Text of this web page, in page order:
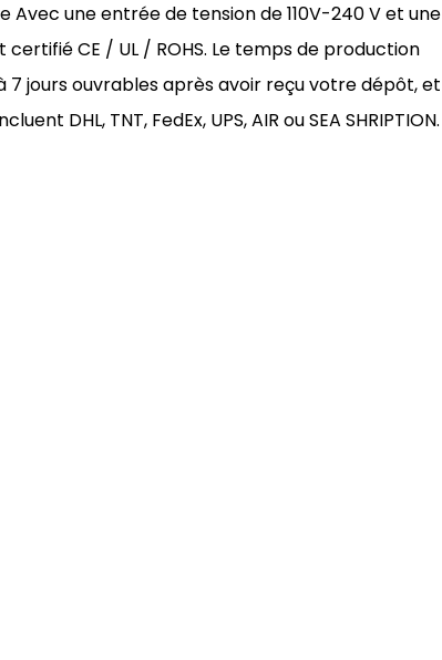
Avec une entrée de tension de 110V-240 V et une
certifié CE / UL / ROHS. Le temps de production
7 jours ouvrables après avoir reçu votre dépôt, et
DHL, TNT, FedEx, UPS, AIR ou SEA SHRIPTION.